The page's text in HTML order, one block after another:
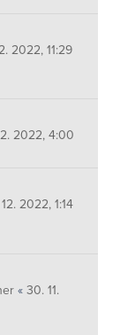
2022, 11:29
2022, 4:00
2022, 1:14
« 30. 11.